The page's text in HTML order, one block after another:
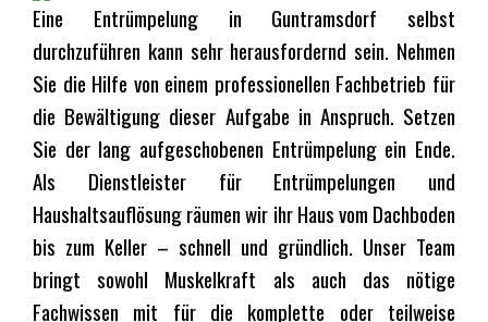
Eine Entrümpelung in Guntramsdorf selbst
durchzuführen kann sehr herausfordernd sein. Nehmen
Sie die Hilfe von einem professionellen Fachbetrieb für
die Bewältigung dieser Aufgabe in Anspruch. Setzen
Sie der lang aufgeschobenen Entrümpelung ein Ende.
Als Dienstleister für Entrümpelungen und
Haushaltsauflösung räumen wir ihr Haus vom Dachboden
bis zum Keller – schnell und gründlich. Unser Team
bringt sowohl Muskelkraft als auch das nötige
Fachwissen mit für die komplette oder teilweise